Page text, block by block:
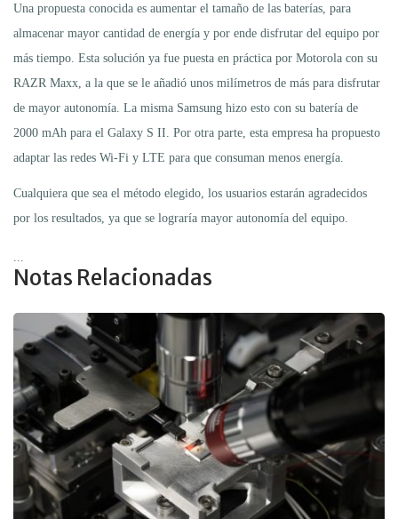
Una propuesta conocida es aumentar el tamaño de las baterías, para
almacenar mayor cantidad de energía y por ende disfrutar del equipo por
más tiempo. Esta solución ya fue puesta en práctica por Motorola con su
RAZR Maxx, a la que se le añadió unos milímetros de más para disfrutar
de mayor autonomía. La misma Samsung hizo esto con su batería de
2000 mAh para el Galaxy S II. Por otra parte, esta empresa ha propuesto
adaptar las redes Wi-Fi y LTE para que consuman menos energía.
Cualquiera que sea el método elegido, los usuarios estarán agradecidos
por los resultados, ya que se lograría mayor autonomía del equipo.
Notas Relacionadas